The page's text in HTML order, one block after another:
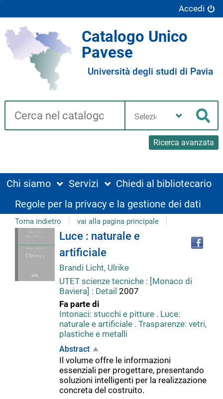
Accedi
Catalogo Unico
Pavese
Università degli studi di Pavia
Cerca su "Catalogo"
Ricerca avanzata
biblioteca
Chi siamo Servizi
Chiedi al bibliotecario
Regole per la privacy e la gestione dei dati
Torna indietro vai alla pagina principale
Dettaglio
del
documento
Luce : naturale e
artificiale
Brandi Licht, Ulrike
UTET scienze tecniche : [Monaco di
Baviera] : Detail 2007
Fa parte di
Intonaci: stucchi e pitture . Luce:
naturale e artificiale . Trasparenze: vetri,
plastiche e metalli
Abstract
Il volume offre le informazioni
essenziali per progettare, presentando
soluzioni intelligenti per la realizzazione
concreta del costruito.